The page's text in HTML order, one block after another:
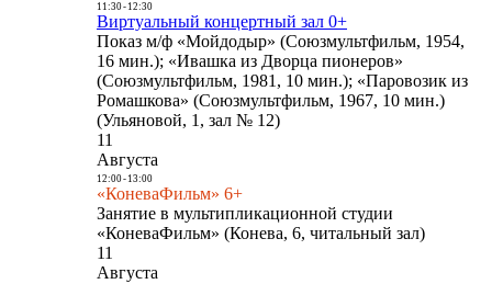
11:30- 12:30
Виртуальный концертный зал 0+
Показ м/ф «Мойдодыр» (Союзмультфильм, 1954,
16 мин.); «Ивашка из Дворца пионеров»
(Союзмультфильм, 1981, 10 мин.); «Паровозик из
Ромашкова» (Союзмультфильм, 1967, 10 мин.)
(Ульяновой, 1, зал № 12)
11
Августа
12:00- 13:00
«КоневаФильм» 6+
Занятие в мультипликационной студии
«КоневаФильм» (Конева, 6, читальный зал)
11
Августа